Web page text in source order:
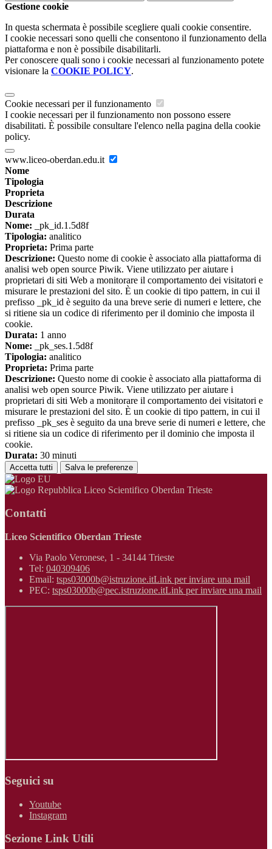
Gestione cookie
In questa schermata è possibile scegliere quali cookie consentire.
I cookie necessari sono quelli che consentono il funzionamento della
piattaforma e non è possibile disabilitarli.
Per conoscere quali sono i cookie necessari al funzionamento potete
visionare la COOKIE POLICY.
Cookie necessari per il funzionamento
I cookie necessari per il funzionamento non possono essere
disabilitati. È possibile consultare l'elenco nella pagina della cookie
policy.
www.liceo-oberdan.edu.it
Nome
Tipologia
Proprieta
Descrizione
Durata
Nome: _pk_id.1.5d8f
Tipologia: analitico
Proprieta: Prima parte
Descrizione: Questo nome di cookie è associato alla piattaforma di
analisi web open source Piwik. Viene utilizzato per aiutare i
proprietari di siti Web a monitorare il comportamento dei visitatori e
misurare le prestazioni del sito. È un cookie di tipo pattern, in cui il
prefisso _pk_id è seguito da una breve serie di numeri e lettere, che
si ritiene sia un codice di riferimento per il dominio che imposta il
cookie.
Durata: 1 anno
Nome: _pk_ses.1.5d8f
Tipologia: analitico
Proprieta: Prima parte
Descrizione: Questo nome di cookie è associato alla piattaforma di
analisi web open source Piwik. Viene utilizzato per aiutare i
proprietari di siti Web a monitorare il comportamento dei visitatori e
misurare le prestazioni del sito. È un cookie di tipo pattern, in cui il
prefisso _pk_ses è seguito da una breve serie di numeri e lettere, che
si ritiene sia un codice di riferimento per il dominio che imposta il
cookie.
Durata: 30 minuti
Accetta tutti Salva le preferenze
Liceo Scientifico Oberdan Trieste
Contatti
Liceo Scientifico Oberdan Trieste
Via Paolo Veronese, 1 - 34144 Trieste
Tel: 040309406
Email: tsps03000b@istruzione.itLink per inviare una mail
PEC: tsps03000b@pec.istruzione.itLink per inviare una mail
Seguici su
Youtube
Instagram
Sezione Link Utili